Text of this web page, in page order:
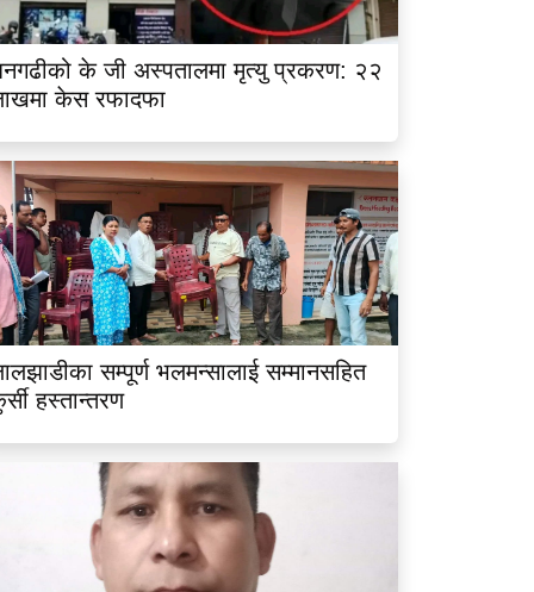
के जी अस्पतालमा मृत्यु प्रकरण: २२
केस रफादफा
सम्पूर्ण भलमन्सालाई सम्मानसहित
हस्तान्तरण